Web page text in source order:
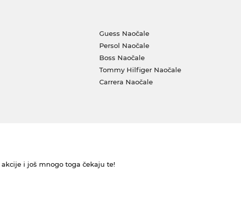
Guess Naočale
Persol Naočale
Boss Naočale
Tommy Hilfiger Naočale
Carrera Naočale
i još mnogo toga čekaju te!